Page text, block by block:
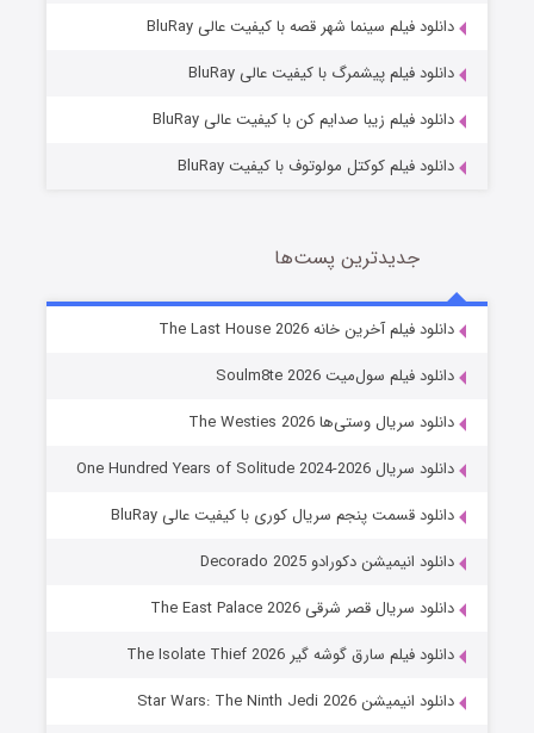
خاندان اژدها فصل ۳
جادوگری در مغولستان
قسمت14 (زیرنویس) منتشر شد
دانلود فیلم سینما شهر قصه با کیفیت عالی BluRay
دانلود فیلم پیشمرگ با کیفیت عالی BluRay
دانلود فیلم زیبا صدایم کن با کیفیت عالی BluRay
دانلود فیلم کوکتل مولوتوف با کیفیت BluRay
جدیدترین پست‌ها
دانلود فیلم آخرین خانه The Last House 2026
دانلود فیلم سول‌میت Soulm8te 2026
دانلود سریال وستی‌ها The Westies 2026
دانلود سریال One Hundred Years of Solitude 2024-2026
دانلود قسمت پنجم سریال کوری با کیفیت عالی BluRay
دانلود انیمیشن دکورادو Decorado 2025
دانلود سریال قصر شرقی The East Palace 2026
دانلود فیلم سارق گوشه گیر The Isolate Thief 2026
دانلود انیمیشن Star Wars: The Ninth Jedi 2026